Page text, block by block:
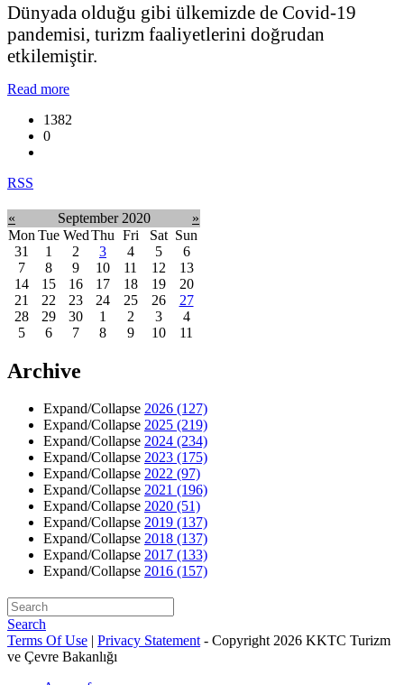
Dünyada olduğu gibi ülkemizde de Covid-19
pandemisi, turizm faaliyetlerini doğrudan
etkilemiştir.
Read more
1382
0
RSS
« September 2020
»
Mon Tue WedThu Fri Sat Sun
31
1 2 3 4 5
6
7
8 9 10 11 12
13
14
15 16 17 18 19
20
21
22 23 24 25 26
27
28
29 30 1 2 3
4
5
6 7 8 9 10 11
Archive
Expand/Collapse 2026 (127)
Expand/Collapse 2025 (219)
Expand/Collapse 2024 (234)
Expand/Collapse 2023 (175)
Expand/Collapse 2022 (97)
Expand/Collapse 2021 (196)
Expand/Collapse 2020 (51)
Expand/Collapse 2019 (137)
Expand/Collapse 2018 (137)
Expand/Collapse 2017 (133)
Expand/Collapse 2016 (157)
Search
Terms Of Use | Privacy Statement - Copyright 2026 KKTC Turizm
ve Çevre Bakanlığı